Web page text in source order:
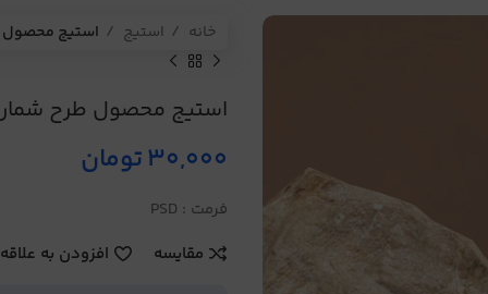
خانه استیج استیج محصول
استیج محصول طرح شماره
30,000تومان
فرمت : PSD
مقایسه
افزودن به